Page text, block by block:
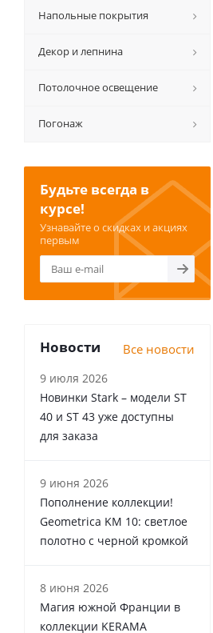
Напольные покрытия
Декор и лепнина
Потолочное освещение
Погонаж
Будьте всегда в
курсе!
Узнавайте о скидках и акциях
первым
Новости Все новости
9 июля 2026
Новинки Stark – модели ST
40 и ST 43 уже доступны
для заказа
9 июня 2026
Пополнение коллекции!
Geometrica KM 10: светлое
полотно с черной кромкой
8 июня 2026
Магия южной Франции в
коллекции KERAMA